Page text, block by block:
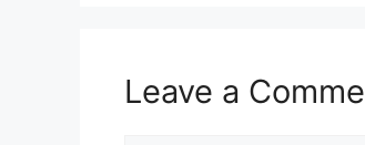
Leave a